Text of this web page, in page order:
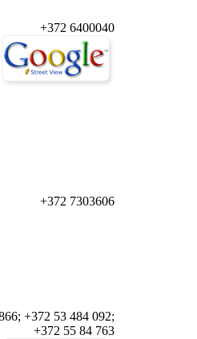
+372 6400040
+372 7303606
+372 53 484 092;
+372 55 84 763